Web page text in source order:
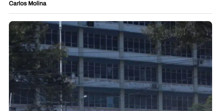
Honduras
Informe de ASJ revela que 46 quirófanos
están fuera de funcionamiento en
hospitales